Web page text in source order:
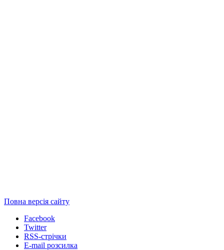
Повна версія сайту
Facebook
Twitter
RSS-стрічки
E-mail розсилка